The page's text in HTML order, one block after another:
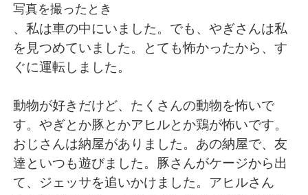
简体中文
Español العربية
日本語 한국어
Русский ไทย
Indonesia Italiano
写真を撮ったとき
、私は車の中にいました。でも、やぎさんは私
を見つめていました。とても怖かったから、す
ぐに運転しました。
動物が好きだけど、たくさんの動物を怖いで
す。やぎとか豚とかアヒルとか鶏が怖いです。
おじさんは納屋がありました。あの納屋で、友
達といつも遊びました。豚さんがケージから出
て、ジェッサを追いかけました。アヒルさん